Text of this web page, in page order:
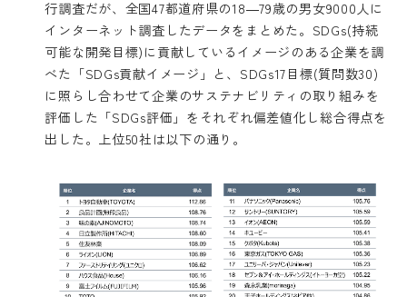
行調査だが、全国47都道府県の18―79歳の男女9000人に
インターネット調査したデータをまとめた。SDGs(持続
可能な開発目標)に貢献しているイメージのある企業を調
べた「SDGs貢献イメージ」と、SDGs17目標(質問数30)
に照らし合わせて企業のサステナビリティの取り組みを
評価した「SDGs評価」をそれぞれ偏差値化し総合得点を
出した。上位50社は以下の通り。